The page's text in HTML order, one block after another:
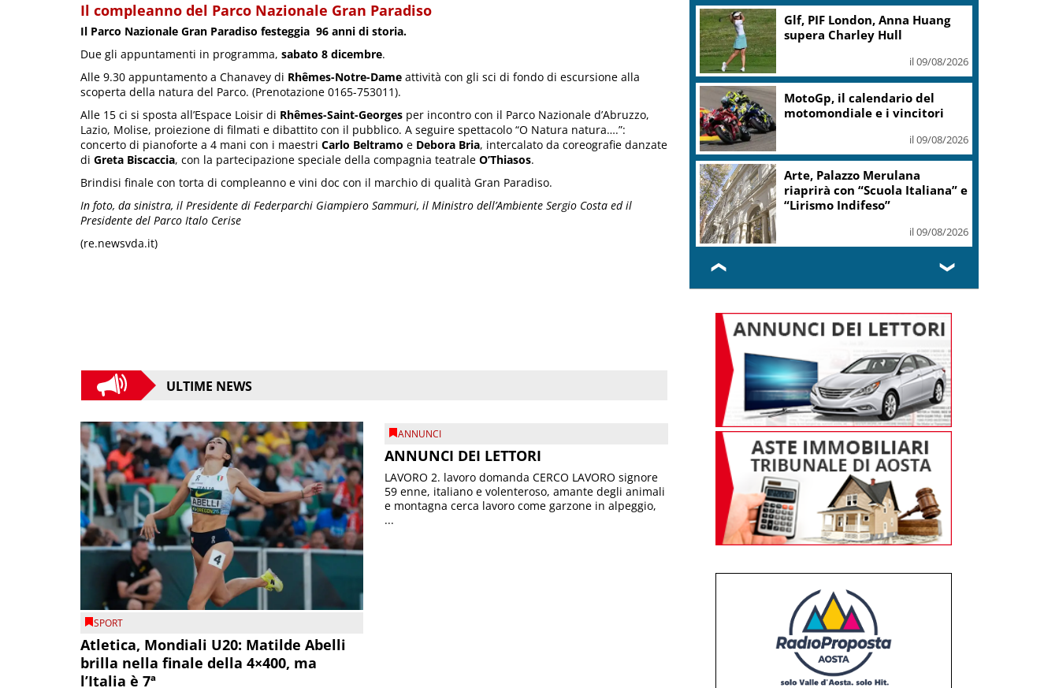
Il compleanno del Parco Nazionale Gran Paradiso
Il Parco Nazionale Gran Paradiso festeggia 96 anni di storia.
Due gli appuntamenti in programma, sabato 8 dicembre.
Alle 9.30 appuntamento a Chanavey di Rhêmes-Notre-Dame attività con gli sci di fondo di escursione alla
scoperta della natura del Parco. (Prenotazione 0165-753011).
Alle 15 ci si sposta all’Espace Loisir di Rhêmes-Saint-Georges per incontro con il Parco Nazionale d’Abruzzo,
Lazio, Molise, proiezione di filmati e dibattito con il pubblico. A seguire spettacolo “O Natura natura….”:
concerto di pianoforte a 4 mani con i maestri Carlo Beltramo e Debora Bria, intercalato da coreografie danzate
di Greta Biscaccia, con la partecipazione speciale della compagnia teatrale O’Thiasos.
Brindisi finale con torta di compleanno e vini doc con il marchio di qualità Gran Paradiso.
In foto, da sinistra, il Presidente di Federparchi Giampiero Sammuri, il Ministro dell’Ambiente Sergio Costa ed il
Presidente del Parco Italo Cerise
(re.newsvda.it)
ULTIME NEWS
SPORT
Atletica, Mondiali U20: Matilde Abelli
brilla nella finale della 4×400, ma
l’Italia è 7ª
ANNUNCI
ANNUNCI DEI LETTORI
LAVORO 2. lavoro domanda CERCO LAVORO signore
59 enne, italiano e volenteroso, amante degli animali
e montagna cerca lavoro come garzone in alpeggio,
...
Glf, PIF London, Anna Huang
supera Charley Hull
il 09/08/2026
MotoGp, il calendario del
motomondiale e i vincitori
il 09/08/2026
Arte, Palazzo Merulana
riaprirà con “Scuola Italiana” e
“Lirismo Indifeso”
il 09/08/2026
❮ ❯